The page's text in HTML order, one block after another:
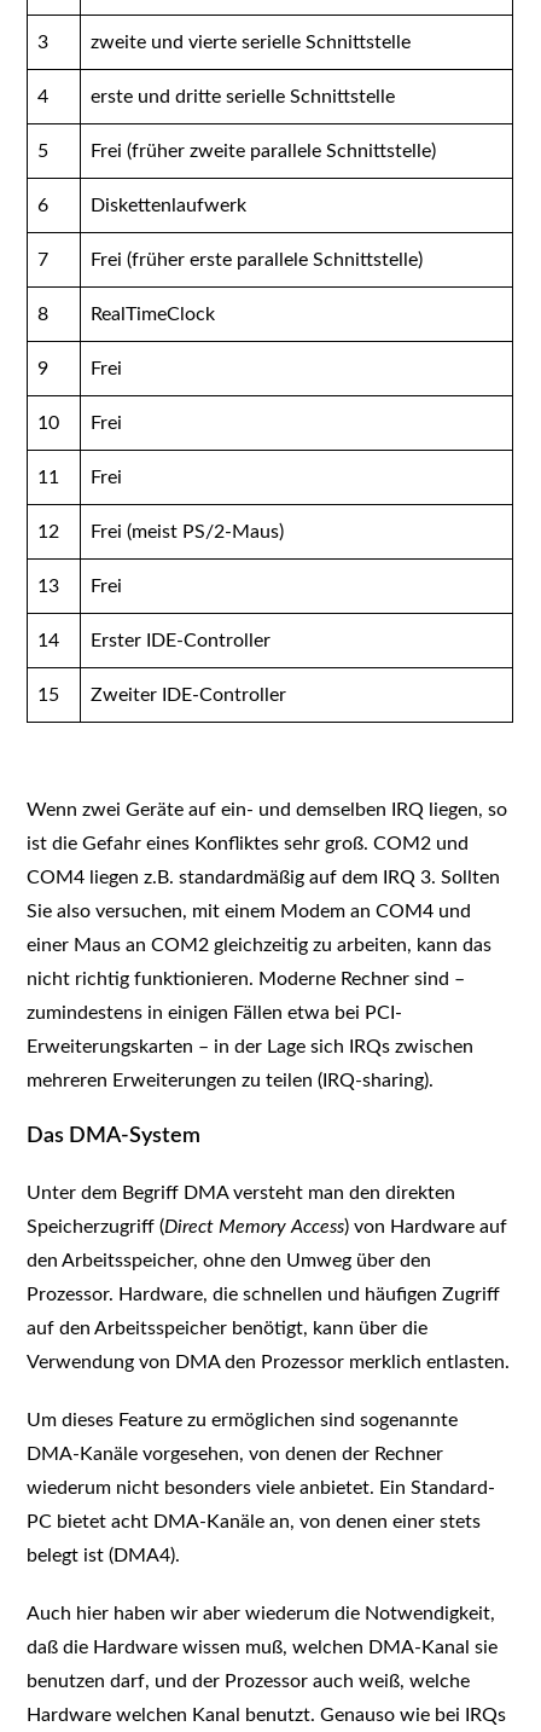
3 zweite und vierte serielle Schnittstelle
4 erste und dritte serielle Schnittstelle
5 Frei (früher zweite parallele Schnittstelle)
6 Diskettenlaufwerk
7 Frei (früher erste parallele Schnittstelle)
8 RealTimeClock
9 Frei
10 Frei
11 Frei
12 Frei (meist PS/2-Maus)
13 Frei
14 Erster IDE-Controller
15 Zweiter IDE-Controller
Wenn zwei Geräte auf ein- und demselben IRQ liegen, so
ist die Gefahr eines Konfliktes sehr groß. COM2 und
COM4 liegen z.B. standardmäßig auf dem IRQ 3. Sollten
Sie also versuchen, mit einem Modem an COM4 und
einer Maus an COM2 gleichzeitig zu arbeiten, kann das
nicht richtig funktionieren. Moderne Rechner sind –
zumindestens in einigen Fällen etwa bei PCI-
Erweiterungskarten – in der Lage sich IRQs zwischen
mehreren Erweiterungen zu teilen (IRQ-sharing).
Das DMA-System
Unter dem Begriff DMA versteht man den direkten
Speicherzugriff (Direct Memory Access) von Hardware auf
den Arbeitsspeicher, ohne den Umweg über den
Prozessor. Hardware, die schnellen und häufigen Zugriff
auf den Arbeitsspeicher benötigt, kann über die
Verwendung von DMA den Prozessor merklich entlasten.
Um dieses Feature zu ermöglichen sind sogenannte
DMA-Kanäle vorgesehen, von denen der Rechner
wiederum nicht besonders viele anbietet. Ein Standard-
PC bietet acht DMA-Kanäle an, von denen einer stets
belegt ist (DMA4).
Auch hier haben wir aber wiederum die Notwendigkeit,
daß die Hardware wissen muß, welchen DMA-Kanal sie
benutzen darf, und der Prozessor auch weiß, welche
Hardware welchen Kanal benutzt. Genauso wie bei IRQs